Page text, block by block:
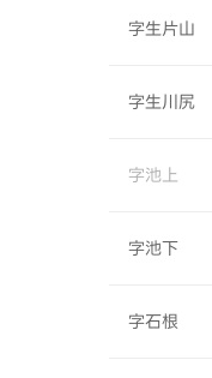
字生片山
字生川尻
字池上
字池下
字石根